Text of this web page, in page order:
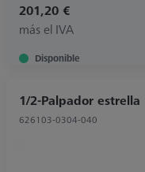
201,20 €
más el IVA
Disponible
1/2-Palpador estrella
626103-0304-040